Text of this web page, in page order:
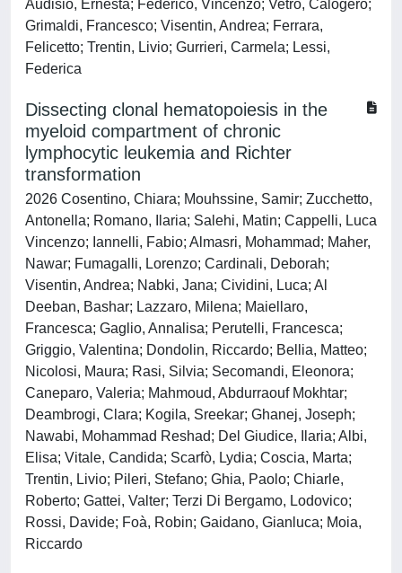
Audisio, Ernesta; Federico, Vincenzo; Vetro, Calogero;
Grimaldi, Francesco; Visentin, Andrea; Ferrara,
Felicetto; Trentin, Livio; Gurrieri, Carmela; Lessi,
Federica
Dissecting clonal hematopoiesis in the
myeloid compartment of chronic
lymphocytic leukemia and Richter
transformation
2026 Cosentino, Chiara; Mouhssine, Samir; Zucchetto,
Antonella; Romano, Ilaria; Salehi, Matin; Cappelli, Luca
Vincenzo; Iannelli, Fabio; Almasri, Mohammad; Maher,
Nawar; Fumagalli, Lorenzo; Cardinali, Deborah;
Visentin, Andrea; Nabki, Jana; Cividini, Luca; Al
Deeban, Bashar; Lazzaro, Milena; Maiellaro,
Francesca; Gaglio, Annalisa; Perutelli, Francesca;
Griggio, Valentina; Dondolin, Riccardo; Bellia, Matteo;
Nicolosi, Maura; Rasi, Silvia; Secomandi, Eleonora;
Caneparo, Valeria; Mahmoud, Abdurraouf Mokhtar;
Deambrogi, Clara; Kogila, Sreekar; Ghanej, Joseph;
Nawabi, Mohammad Reshad; Del Giudice, Ilaria; Albi,
Elisa; Vitale, Candida; Scarfò, Lydia; Coscia, Marta;
Trentin, Livio; Pileri, Stefano; Ghia, Paolo; Chiarle,
Roberto; Gattei, Valter; Terzi Di Bergamo, Lodovico;
Rossi, Davide; Foà, Robin; Gaidano, Gianluca; Moia,
Riccardo